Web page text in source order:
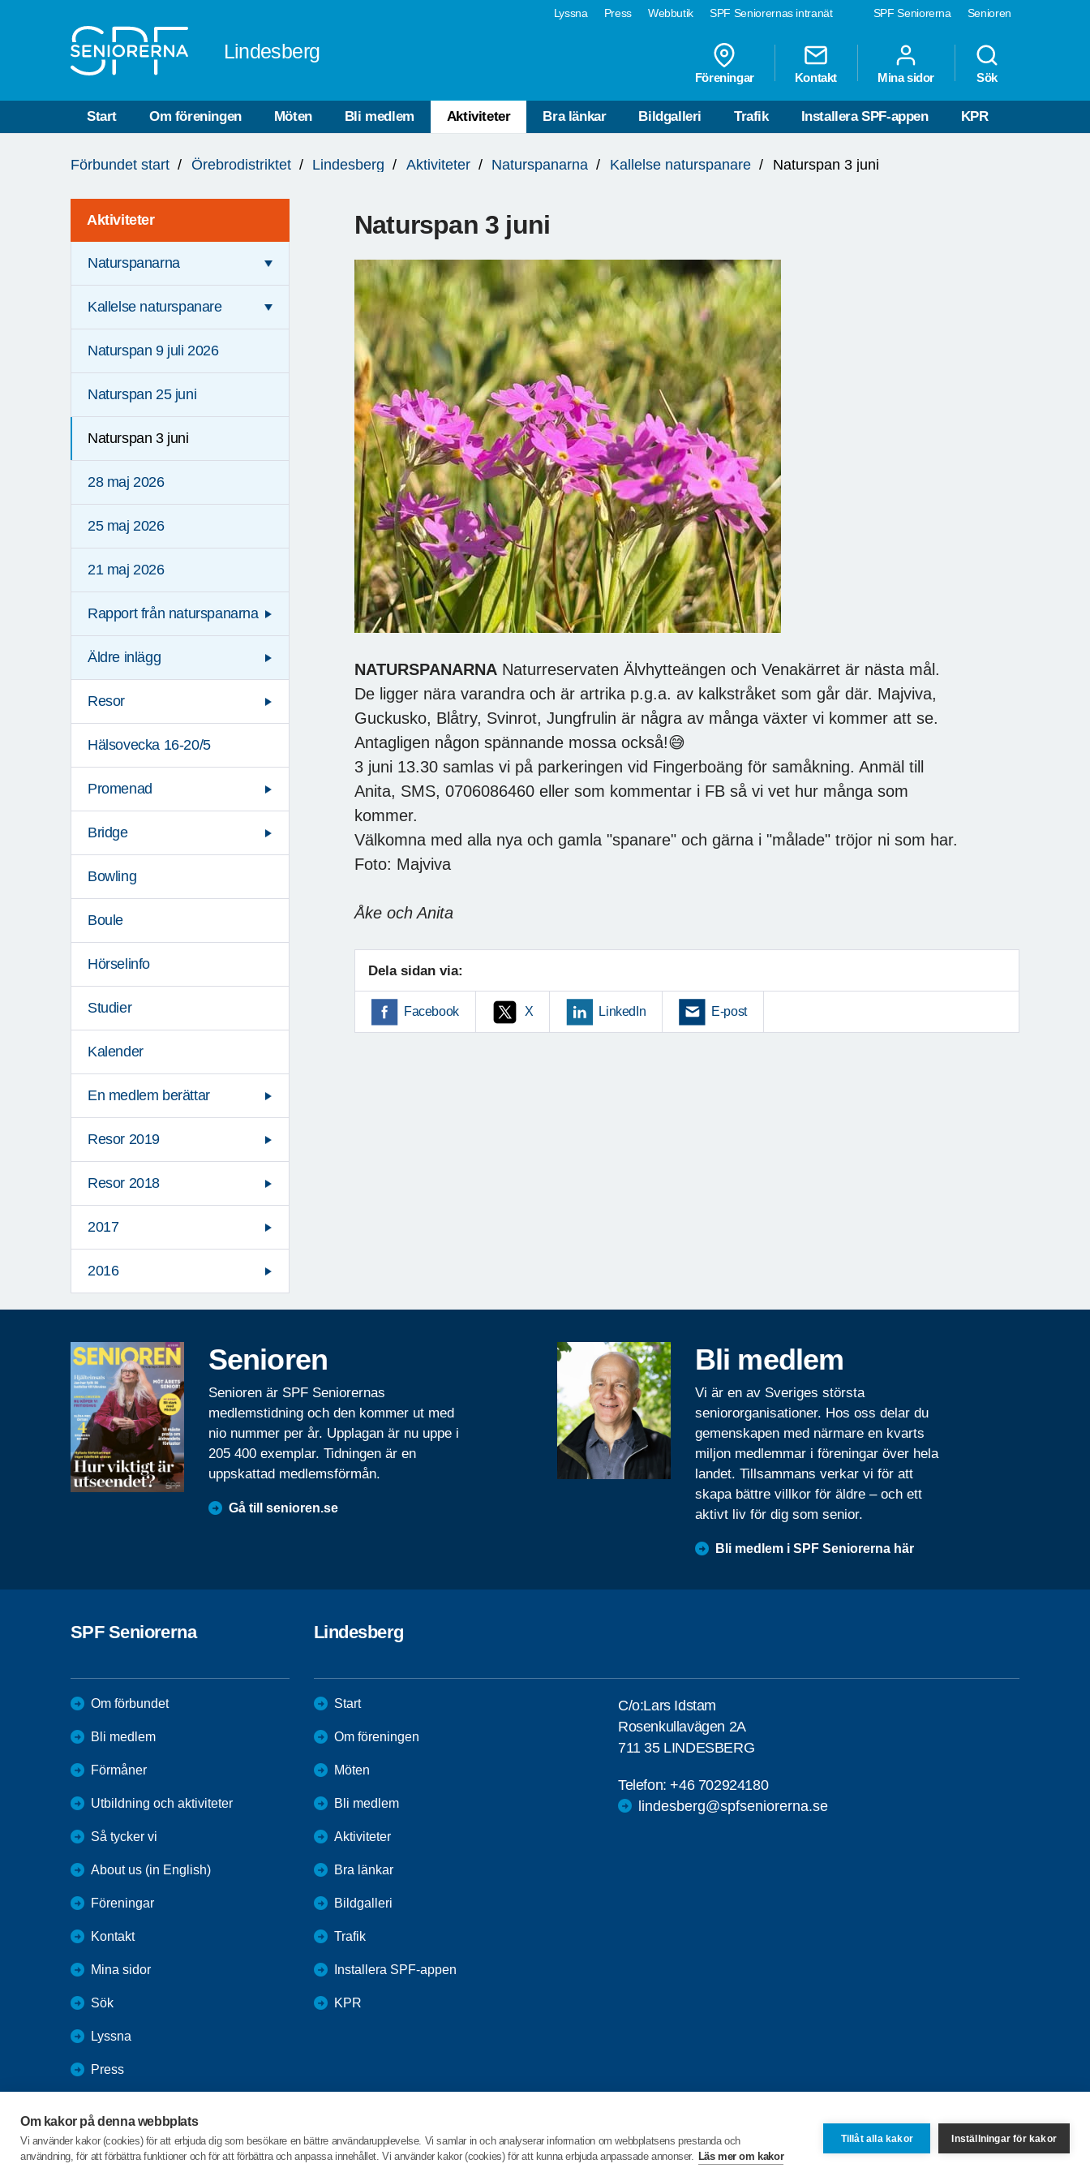
Om kakor på denna webbplats
Vi använder kakor (cookies) för att erbjuda dig som besökare en bättre användarupplevelse. Vi samlar in och analyserar information om webbplatsens prestanda och
användning, för att förbättra funktioner och för att förbättra och anpassa innehållet. Vi använder kakor (cookies) för att kunna erbjuda anpassade annonser. Läs mer om kakor
Tillåt alla kakor Inställningar för kakor
SPF Seniorerna Senioren
Lyssna Press Webbutik SPF Seniorernas intranät
Lindesberg
Föreningar Kontakt Mina sidor Sök
Start Om föreningen Möten Bli medlem Aktiviteter Bra länkar Bildgalleri Trafik Installera SPF-appen KPR
är
Förbundet start Örebrodistriktet Lindesberg Aktiviteter Naturspanarna Kallelse naturspanare Naturspan 3 juni
Aktiviteter
Naturspanarna
Kallelse naturspanare
Naturspan 9 juli 2026
Naturspan 25 juni
Naturspan 3 juni
28 maj 2026
25 maj 2026
21 maj 2026
Rapport från naturspanarna
Äldre inlägg
Resor
Hälsovecka 16-20/5
Promenad
Bridge
Bowling
Boule
Hörselinfo
Studier
Kalender
En medlem berättar
Resor 2019
Resor 2018
2017
2016
Naturspan 3 juni
NATURSPANARNA Naturreservaten Älvhytteängen och Venakärret är nästa mål.
De ligger nära varandra och är artrika p.g.a. av kalkstråket som går där. Majviva,
Guckusko, Blåtry, Svinrot, Jungfrulin är några av många växter vi kommer att se.
Antagligen någon spännande mossa också!😅
3 juni 13.30 samlas vi på parkeringen vid Fingerboäng för samåkning. Anmäl till
Anita, SMS, 0706086460 eller som kommentar i FB så vi vet hur många som
kommer.
Välkomna med alla nya och gamla "spanare" och gärna i "målade" tröjor ni som har.
Foto: Majviva
Åke och Anita
Dela sidan via:
Facebook X LinkedIn E-post
Senioren
Senioren är SPF Seniorernas
medlemstidning och den kommer ut med
nio nummer per år. Upplagan är nu uppe i
205 400 exemplar. Tidningen är en
uppskattad medlemsförmån.
Gå till senioren.se
Bli medlem
Vi är en av Sveriges största
seniororganisationer. Hos oss delar du
gemenskapen med närmare en kvarts
miljon medlemmar i föreningar över hela
landet. Tillsammans verkar vi för att
skapa bättre villkor för äldre – och ett
aktivt liv för dig som senior.
Bli medlem i SPF Seniorerna här
SPF Seniorerna
Om förbundet
Bli medlem
Förmåner
Utbildning och aktiviteter
Så tycker vi
About us (in English)
Föreningar
Kontakt
Mina sidor
Sök
Lyssna
Press
SPF Seniorernas intranät
Lindesberg
Start
Om föreningen
Möten
Bli medlem
Aktiviteter
Bra länkar
Bildgalleri
Trafik
Installera SPF-appen
KPR
C/o:Lars Idstam
Rosenkullavägen 2A
711 35 LINDESBERG
Telefon:+46 702924180
lindesberg@spfseniorerna.se